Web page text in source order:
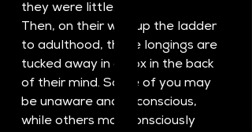
they were little.
Then, on their way up the ladder
to adulthood, those longings are
tucked away in a box in the back
of their mind. Some of you may
be unaware and unconscious,
while others may consciously